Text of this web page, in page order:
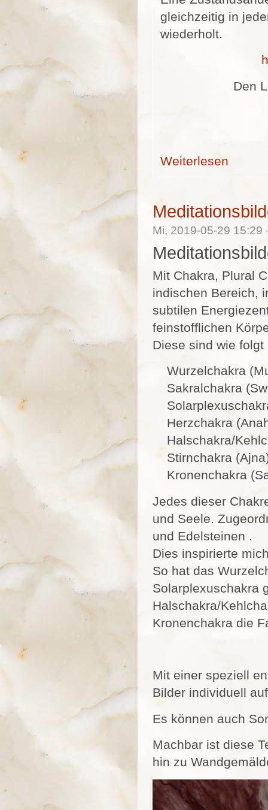
gleichzeitig in
wiederholt.
Den
Weiterlesen
Mi, 2019-05-29
Mit Chakra, Plural
indischen Bereich,
subtilen
feinstofflichen
Diese sind wie folgt
Wurzelchakra
Sakralchakra
Herzchakra
Halschakra/
Stirnchakra
Kronenchakra
Jedes dieser
und Seele.
und Edelsteinen .
Dies inspirierte
So hat das
Solarplexuschakra
Halschakra/
Kronenchakra die
Mit einer speziell
Bilder individuell
Es können auch
Machbar ist diese
hin zu